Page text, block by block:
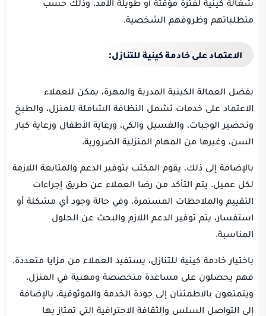
متطلباتهم وظروفهم الشخصية.
الاعتماد على خادمة كينية للتنازل:
بفضل العمالة الكينية المدربة والمهرة، يمكن للعملاء
الاعتماد على خدمات تشمل النظافة الشاملة للمنزل، والطبخ
وتحضير الوجبات، والغسيل والكي، ورعاية الأطفال ورعاية كبار
السن، وغيرها من المهام المنزلية الضرورية.
بالإضافة إلى ذلك، يقوم المكتب بتوفير الدعم والمتابعة اللازمة
لكل عميل. يتم التأكد من رضا العملاء عن طريق إجراءات
التقييم والملاحظات المستمرة، وفي حالة وجود أي مشكلة أو
استفسار، يتم توفير الدعم اللازم والبحث عن الحلول
المناسبة.
باختيار خادمة كينية للتنازل، يستفيد العملاء من مزايا متعددة.
فهم يحصلون على مساعدة متخصصة ومهنية في المنزل،
ويتمتعون بالاطمئنان إلى جودة الخدمة والموثوقية، بالإضافة
إلى التواصل السلس والثقافة الاحترافية التي تمتاز بها